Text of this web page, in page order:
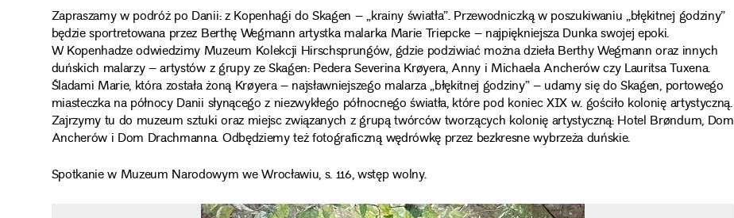
Zapraszamy w podróż po Danii: z Kopenhagi do Skagen – „krainy światła”. Przewodniczką w poszukiwaniu „błękitnej godziny”
będzie sportretowana przez Berthę Wegmann artystka malarka Marie Triepcke – najpiękniejsza Dunka swojej epoki.
W Kopenhadze odwiedzimy Muzeum Kolekcji Hirschsprungów, gdzie podziwiać można dzieła Berthy Wegmann oraz innych
duńskich malarzy – artystów z grupy ze Skagen: Pedera Severina Krøyera, Anny i Michaela Ancherów czy Lauritsa Tuxena.
Śladami Marie, która została żoną Krøyera – najsławniejszego malarza „błękitnej godziny” – udamy się do Skagen, portowego
miasteczka na północy Danii słynącego z niezwykłego północnego światła, które pod koniec XIX w. gościło kolonię artystyczną.
Zajrzymy tu do muzeum sztuki oraz miejsc związanych z grupą twórców tworzących kolonię artystyczną: Hotel Brøndum, Dom
Ancherów i Dom Drachmanna. Odbędziemy też fotograficzną wędrówkę przez bezkresne wybrzeża duńskie.
Spotkanie w Muzeum Narodowym we Wrocławiu, s. 116, wstęp wolny.